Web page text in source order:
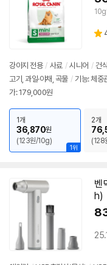
10g
별
강아지 전용 / 사료 / 시니어 / 건식
고기, 과일·야채, 곡물 / 기능: 체중
가: 179,000원
1위
1개
36,870원
(123원/10g)
2개
(128
벤
h)